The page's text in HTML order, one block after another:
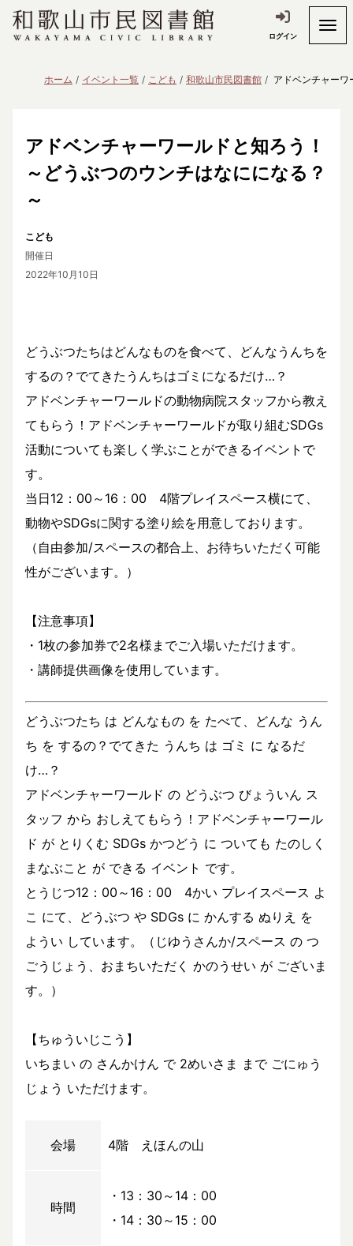
ログイン
ホーム イベント一覧 こども 和歌山市民図書館 アドベンチャー
アドベンチャーワールドと知ろう！
～どうぶつのウンチはなにになる？
～
こども
開催日
2022年10月10日
どうぶつたちはどんなものを食べて、どんなうんちを
するの？でてきたうんちはゴミになるだけ…？
アドベンチャーワールドの動物病院スタッフから教え
てもらう！アドベンチャーワールドが取り組むSDGs
活動についても楽しく学ぶことができるイベントで
す。
当日12：00～16：00 4階プレイスペース横にて、
動物やSDGsに関する塗り絵を用意しております。
（自由参加/スペースの都合上、お待ちいただく可能
性がございます。）
【注意事項】
・1枚の参加券で2名様までご入場いただけます。
・講師提供画像を使用しています。
どうぶつたち は どんなもの を たべて、どんな うん
ち を するの？でてきた うんち は ゴミ に なるだ
け…？
アドベンチャーワールド の どうぶつ びょういん ス
タッフ から おしえてもらう！アドベンチャーワール
ド が とりくむ SDGs かつどう に ついても たのしく
まなぶこと が できる イベント です。
とうじつ12：00～16：00 4かい プレイスペース よ
こ にて、どうぶつ や SDGs に かんする ぬりえ を
ようい しています。（じゆうさんか/スペース の つ
ごうじょう、おまちいただく かのうせい が ございま
す。）
【ちゅういじこう】
いちまい の さんかけん で 2めいさま まで ごにゅう
じょう いただけます。
会場 4階 えほんの山
時間
・13：30～14：00
・14：30～15：00